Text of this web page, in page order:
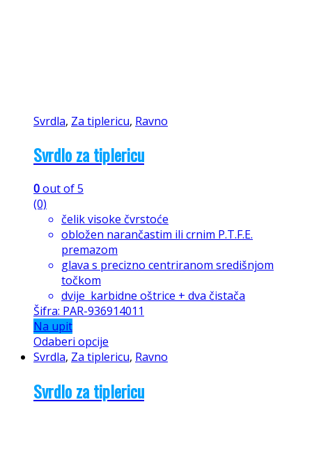
Svrdla, Za tiplericu, Ravno
Svrdlo za tiplericu
0out of 5
(0)
čelik visoke čvrstoće
obložen narančastim ili crnim P.T.F.E.
premazom
glava s precizno centriranom središnjom
točkom
dvije karbidne oštrice + dva čistača
Šifra: PAR-936914011
Na upit
Odaberi opcije
Svrdla, Za tiplericu, Ravno
Svrdlo za tiplericu